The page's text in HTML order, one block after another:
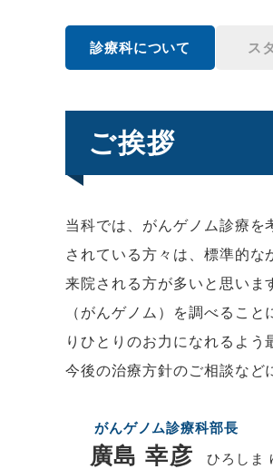
診療科について ス
ご挨拶
当科では、がんゲノム診療を
されている方々は、標準的な
来院される方が多いと思いま
（がんゲノム）を調べるこ
りひとりのお力になれるよ
今後の治療方針のご相談など
がんゲノム診療科部長
廣島 幸彦 ひろしま